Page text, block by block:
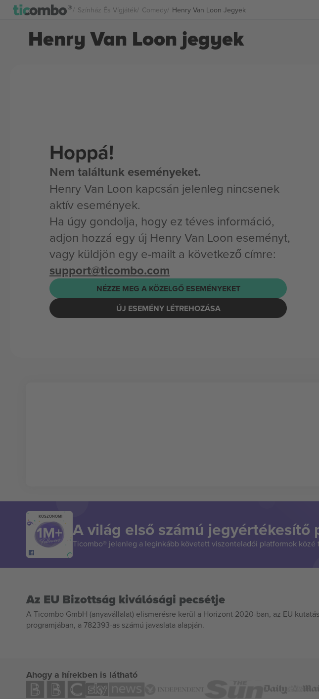
Színház És Vígjáték Comedy Henry Van Loon Jegyek
Henry Van Loon jegyek
Hoppá!
Nem találtunk eseményeket.
Henry Van Loon kapcsán jelenleg nincsenek
aktív események.
Ha úgy gondolja, hogy ez téves információ,
adjon hozzá egy új Henry Van Loon eseményt,
vagy küldjön egy e-mailt a következő címre:
support@ticombo.com
NÉZZE MEG A KÖZELGŐ ESEMÉNYEKET
ÚJ ESEMÉNY LÉTREHOZÁSA
KÖSZÖNÖM!
A világ első számú jegyértékesítő
Ticombo® jelenleg a leginkább követett viszonteladói platformok közé
Az EU Bizottság kiválósági pecsétje
A Ticombo GmbH (anyavállalat) elismerésre kerül a Horizont 2020-ban, az EU
programjában, a 782393-as számú javaslata alapján.
Ahogy a hírekben is látható